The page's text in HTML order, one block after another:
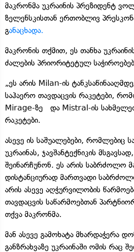
მაკრონმა უკრაინის პრეზიდენტ
ზელენსკისთან ერთობლივ
განაცხადა.
მაკრონის თქმით, ეს თანხა
ძალების პრიორიტეტულ
„ეს არის Milan-ის
საჰაერო თავდაცვის რაკეტები,
Mirage-ზე და Mistral-ის
რაკეტები.
ასევე ის საშუალებები, რომლებიც
უკრაინას, ჯავშანტექნიკის
შეინარჩუნონ. ეს არის საბრძოლო
დისტანციურად მართვადი
არის ასევე აღჭურვილობის
თავდაცვის საწარმოებთან
თქვა მაკრონმა.
მან ასევე გამოხატა მხარდაჭერა
განზრახვაზე უკრაინაში ომის რაც